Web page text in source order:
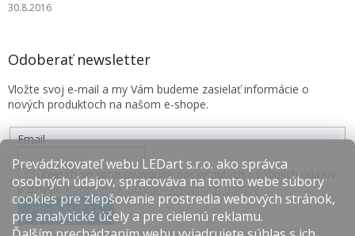
Prevádzkovateľ webu LEDart s.r.o. ako správca
osobných údajov, spracováva na tomto webe súbory
cookies pre zlepšovanie prostredia webových stránok,
pre analytické účely a pre cielenú reklamu.
30.8.2016
Odoberať newsletter
Vložte svoj e-mail a my Vám budeme zasielať informácie o
nových produktoch na našom e-shope.
Email
Súhlasím so spracovávaním poskytnutých osobných údajov
v zmysle Podmienok ochrany osobných údajov.
PRIHLÁSIŤ SA